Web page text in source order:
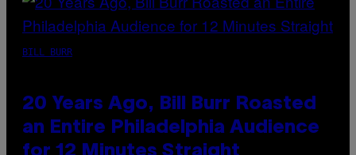
BILL BURR
20 Years Ago, Bill Burr Roasted
an Entire Philadelphia Audience